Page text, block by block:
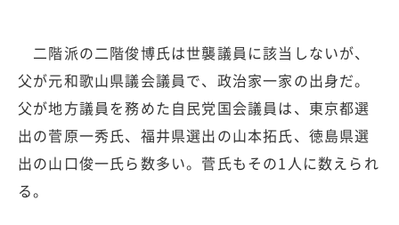
二階派の二階俊博氏は世襲議員に該当しないが、
父が元和歌山県議会議員で、政治家一家の出身だ。
父が地方議員を務めた自民党国会議員は、東京都選
出の菅原一秀氏、福井県選出の山本拓氏、徳島県選
出の山口俊一氏ら数多い。菅氏もその1人に数えられ
る。